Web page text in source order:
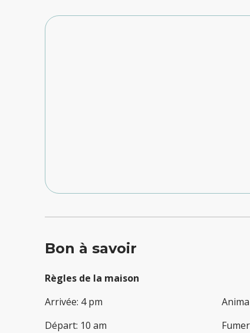
Bon à savoir
Règles de la maison
Arrivée: 4 pm
Départ: 10 am